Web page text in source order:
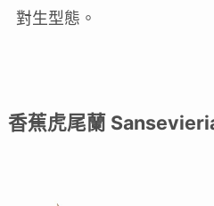
對生型態。
香蕉虎尾蘭